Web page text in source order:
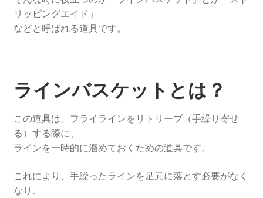
リッピングエイド」
などと呼ばれる道具です。
ラインバスケットとは？
この道具は、フライラインをリトリーブ（手繰り寄せ
る）する際に、
ラインを一時的に溜めておくための道具です。
これにより、手繰ったラインを足元に落とす必要がなく
なり、